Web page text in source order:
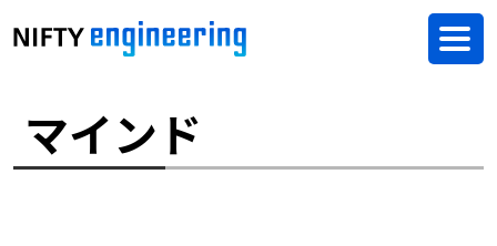
マインド